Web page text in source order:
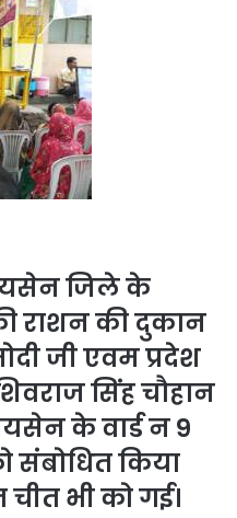
जिले के
राशन की दुकान
जी एवम प्रदेश
सिंह चौहान
के वार्ड न 9
किया
भी को गई।